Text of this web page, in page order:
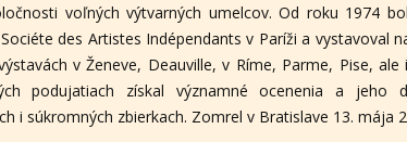
voľných výtvarných umelcov. Od roku 1974
des Artistes Indépendants v Paríži a vystavoval
v Ženeve, Deauville, v Ríme, Parme, Pise, ale
podujatiach získal významné ocenenia a
i súkromných zbierkach. Zomrel v Bratislave 13. mája